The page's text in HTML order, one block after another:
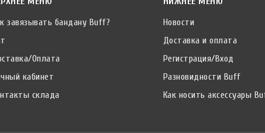
завязывать бандану Buff?
Оплата
кабинет
склада
Новости
Доставка и оплата
Регистрация/Вход
Разновидности Buff
Как носить аксессуары